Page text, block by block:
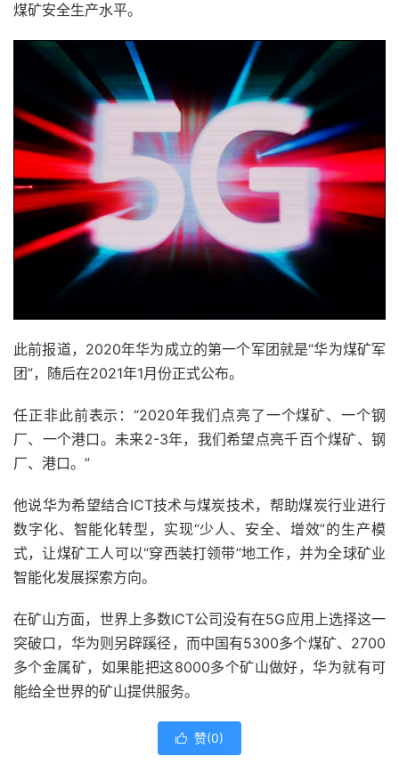
煤矿安全生产水平。
此前报道，2020年华为成立的第一个军团就是“华为煤矿军
团”，随后在2021年1月份正式公布。
任正非此前表示：“2020年我们点亮了一个煤矿、一个钢
厂、一个港口。未来2-3年，我们希望点亮千百个煤矿、钢
厂、港口。”
他说华为希望结合ICT技术与煤炭技术，帮助煤炭行业进行
数字化、智能化转型，实现“少人、安全、增效”的生产模
式，让煤矿工人可以“穿西装打领带”地工作，并为全球矿业
智能化发展探索方向。
在矿山方面，世界上多数ICT公司没有在5G应用上选择这一
突破口，华为则另辟蹊径，而中国有5300多个煤矿、2700
多个金属矿，如果能把这8000多个矿山做好，华为就有可
能给全世界的矿山提供服务。
 赞(0)